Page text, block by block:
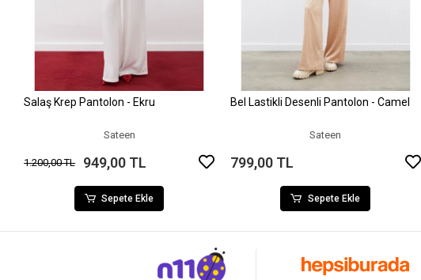
Sepete Ekle
Salaş Krep Pantolon - Ekru
Sateen
1.200,00 TL 949,00 TL
Sepete Ekle
Sepete Ekle
Bel Lastikli Desenli Pantolon - Camel
Sateen
799,00 TL
Sepete Ekle